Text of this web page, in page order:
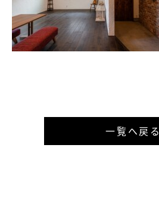
一覧へ戻る